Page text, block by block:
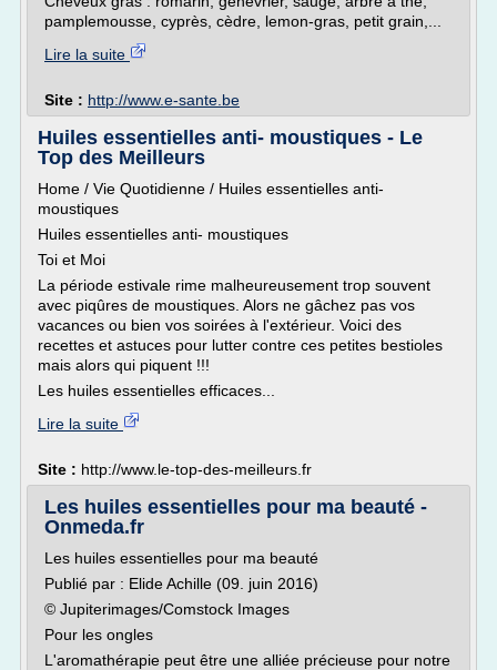
pamplemousse, cyprès, cèdre, lemon-gras, petit grain,...
Lire la suite
Site : http://www.e-sante.be
Huiles essentielles anti- moustiques - Le
Top des Meilleurs
Home / Vie Quotidienne / Huiles essentielles anti-
moustiques
Huiles essentielles anti- moustiques
Toi et Moi
La période estivale rime malheureusement trop souvent
avec piqûres de moustiques. Alors ne gâchez pas vos
vacances ou bien vos soirées à l'extérieur. Voici des
recettes et astuces pour lutter contre ces petites bestioles
mais alors qui piquent !!!
Les huiles essentielles efficaces...
Lire la suite
Site : http://www.le-top-des-meilleurs.fr
Les huiles essentielles pour ma beauté -
Onmeda.fr
Les huiles essentielles pour ma beauté
Publié par : Elide Achille (09. juin 2016)
© Jupiterimages/Comstock Images
Pour les ongles
L'aromathérapie peut être une alliée précieuse pour notre